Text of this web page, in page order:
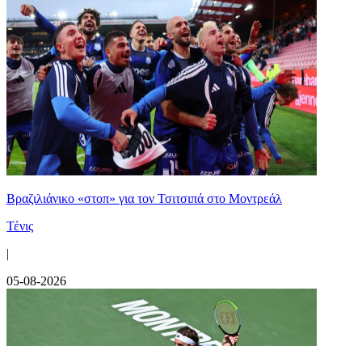
Βραζιλιάνικο «στοπ» για τον Τσιτσιπά στο Μοντρεάλ
Τένις
|
05-08-2026